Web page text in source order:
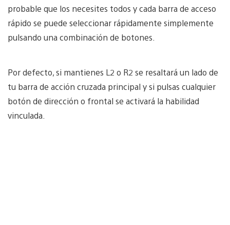
probable que los necesites todos y cada barra de acceso
rápido se puede seleccionar rápidamente simplemente
pulsando una combinación de botones.
Por defecto, si mantienes L2 o R2 se resaltará un lado de
tu barra de acción cruzada principal y si pulsas cualquier
botón de dirección o frontal se activará la habilidad
vinculada.